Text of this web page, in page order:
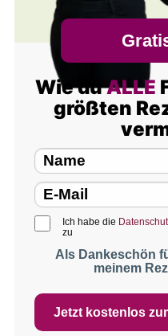
Wie duALLE
größten
Ich habe die
zu
Als Dankeschön
meinem
Jetzt kostenlos